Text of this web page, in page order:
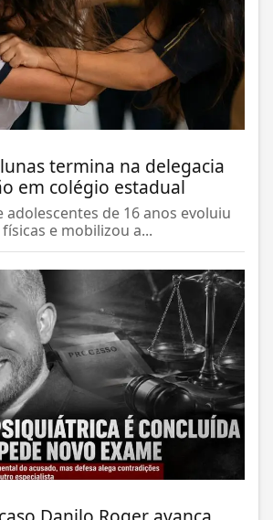
termina na delegacia
em colégio estadual
adolescentes de 16 anos evoluiu
e mobilizou a...